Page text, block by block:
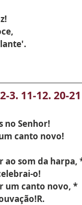
3. 11-12. 20-
no Senhor!
canto novo!
ao som da harpa,
o!
um canto novo, *